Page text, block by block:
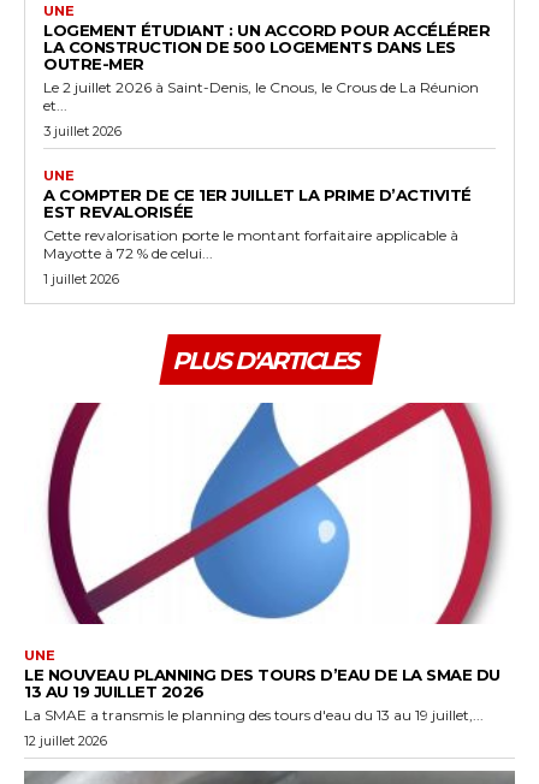
UNE
LOGEMENT ÉTUDIANT : UN ACCORD POUR ACCÉLÉRER
LA CONSTRUCTION DE 500 LOGEMENTS DANS LES
OUTRE-MER
Le 2 juillet 2026 à Saint-Denis, le Cnous, le Crous de La Réunion
et...
3 juillet 2026
UNE
A COMPTER DE CE 1ER JUILLET LA PRIME D’ACTIVITÉ
EST REVALORISÉE
Cette revalorisation porte le montant forfaitaire applicable à
Mayotte à 72 % de celui...
1 juillet 2026
PLUS D'ARTICLES
UNE
LE NOUVEAU PLANNING DES TOURS D’EAU DE LA SMAE DU
13 AU 19 JUILLET 2026
La SMAE a transmis le planning des tours d'eau du 13 au 19 juillet,...
12 juillet 2026